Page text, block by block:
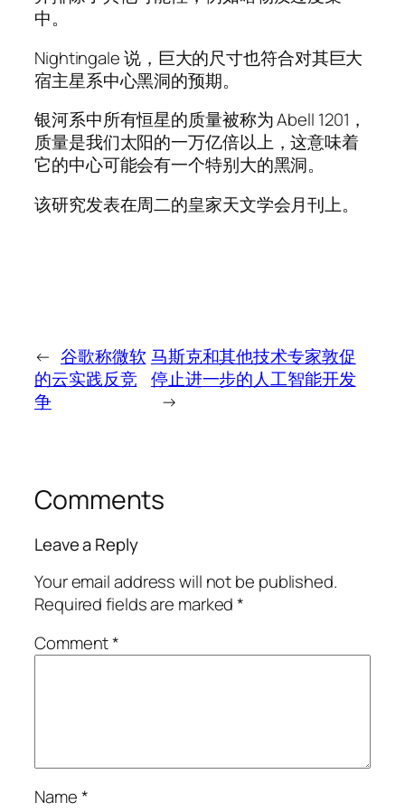
中。
Nightingale 说，巨大的尺寸也符合对其巨大
宿主星系中心黑洞的预期。
银河系中所有恒星的质量被称为 Abell 1201，
质量是我们太阳的一万亿倍以上，这意味着
它的中心可能会有一个特别大的黑洞。
该研究发表在周二的皇家天文学会月刊上。
← 谷歌称微软
的云实践反竞
争
马斯克和其他技术专家敦促
停止进一步的人工智能开发
→
Comments
Leave a Reply
Your email address will not be published.
Required fields are marked*
Comment*
Name*